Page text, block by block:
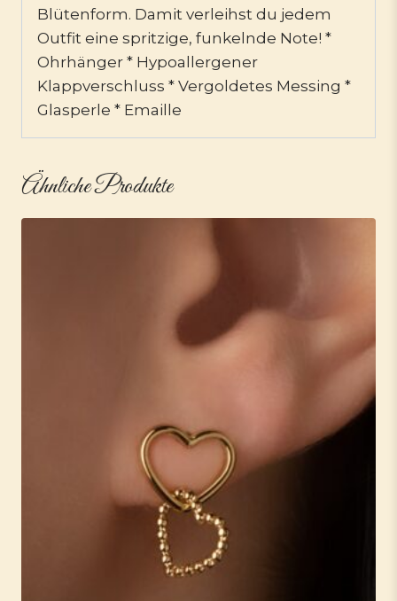
Blütenform. Damit verleihst du jedem
Outfit eine spritzige, funkelnde Note! *
Ohrhänger * Hypoallergener
Klappverschluss * Vergoldetes Messing *
Glasperle * Emaille
Ähnliche Produkte